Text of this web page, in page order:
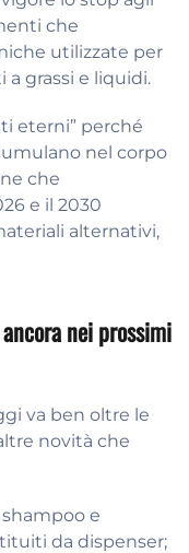
che
utilizzate per
a grassi e liquidi.
eterni” perché
nel corpo
che
e il 2030
alternativi,
nei prossimi
va ben oltre le
novità che
e
da dispenser;